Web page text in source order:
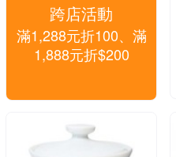
跨店活動
滿1,288元折100、滿
1,888元折$200